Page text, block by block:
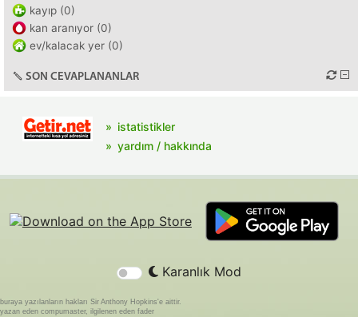
kayıp (0)
kan aranıyor (0)
ev/kalacak yer (0)
SON CEVAPLANANLAR
istatistikler
yardım / hakkında
Karanlık Mod
buraya yazılanların hakları Sir Anthony Hopkins'e aittir.
yazan eden compumaster, ilgilenen eden fader